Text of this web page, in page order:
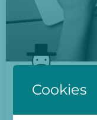
Słownik
agencji
Cookies